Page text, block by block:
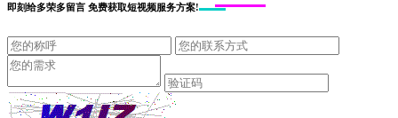
即刻给多荣多留言 免费获取短视频服务方案!